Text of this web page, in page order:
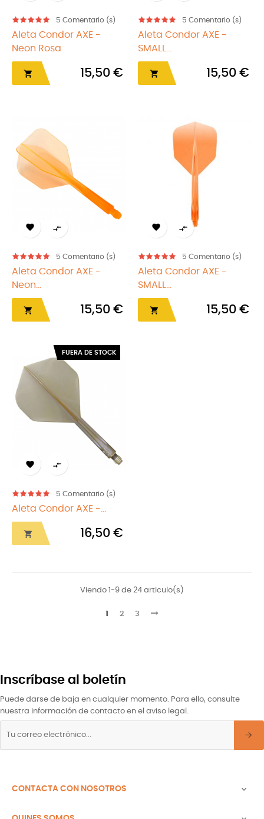
5 Comentario (s)
Aleta Condor AXE -
Neon Rosa
 15,50 €
5 Comentario (s)
Aleta Condor AXE -
SMALL...
 15,50 €
 
5 Comentario (s)
Aleta Condor AXE -
Neon...
 15,50 €
 
5 Comentario (s)
Aleta Condor AXE -
SMALL...
 15,50 €
FUERA DE STOCK
 
5 Comentario (s)
Aleta Condor AXE -...
 16,50 €
Viendo 1-9 de 24 articulo(s)
1 2 3
Inscríbase al boletín
Puede darse de baja en cualquier momento. Para ello, consulte
nuestra información de contacto en el aviso legal.
CONTACTA CON NOSOTROS 